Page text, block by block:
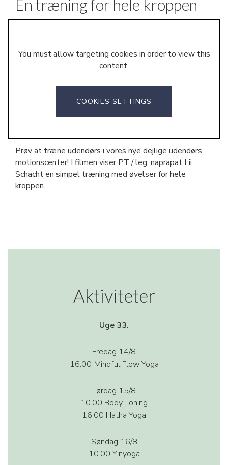
En træning for hele kroppen
You must allow targeting cookies in order to view this
content.
COOKIES SETTINGS
Prøv at træne udendørs i vores nye dejlige udendørs
motionscenter! I filmen viser PT / leg. naprapat Lii
Schacht en simpel træning med øvelser for hele
kroppen.
Aktiviteter
Uge 33.
Fredag 14/8
16.00 Mindful Flow Yoga
Lørdag 15/8
10.00 Body Toning
16.00 Hatha Yoga
Søndag 16/8
10.00 Yinyoga